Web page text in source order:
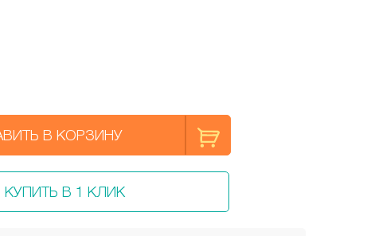
В КОРЗИНУ
КУПИТЬ В 1 КЛИК